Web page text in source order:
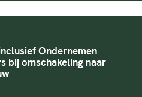
Ondernemen
bij omschakeling naar